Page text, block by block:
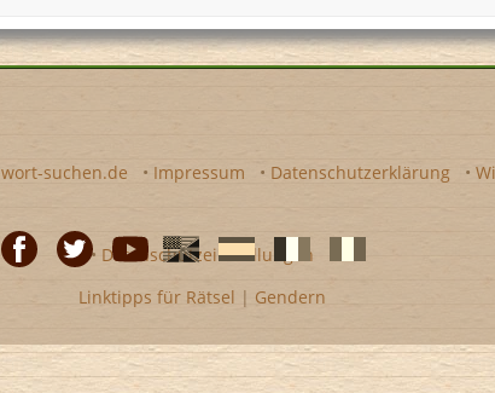
wort-suchen.de • Impressum • Datenschutzerklärung •
• Datenschutzeinstellungen
TwitterYoutubeEnglische
wort-
Spanische
wort-
französiche
Kreuzworträtsel-
italienische
Kreuzworträtsel-
Linktipps für Rätsel | Gendern